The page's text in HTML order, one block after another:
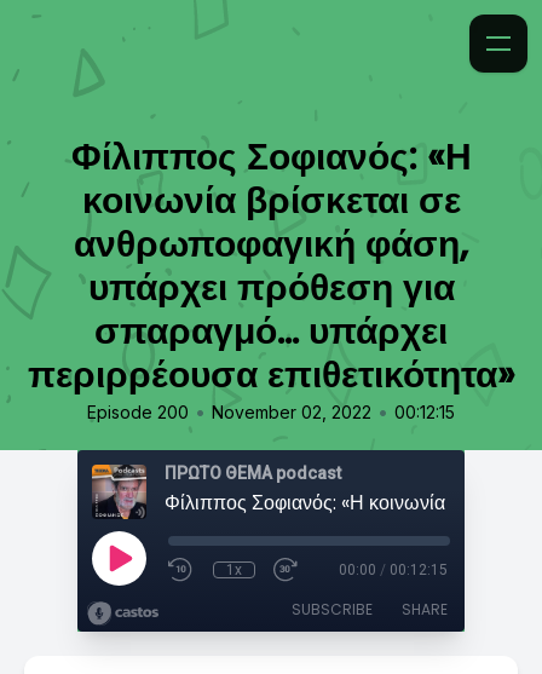
Φίλιππος Σοφιανός: «Η
κοινωνία βρίσκεται σε
ανθρωποφαγική φάση,
υπάρχει πρόθεση για
σπαραγμό... υπάρχει
περιρρέουσα επιθετικότητα»
Episode 200 • November 02, 2022 • 00:12:15
ΠΡΩΤΟ ΘΕΜΑ podcast
1x 00:00 / 00:12:15
SUBSCRIBE SHARE